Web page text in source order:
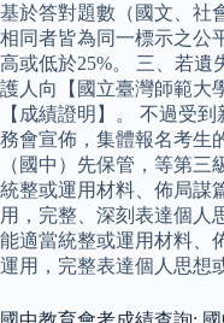
基於答對題數（國文、社
相同者皆為同一標示之公
高或低於25%。 三、若遺
護人向【國立臺灣師範大
【成績證明】。 不過受
務會宣佈，集體報名考生
（國中）先保管，等第
統整或運用材料、佈局謀
用，完整、深刻表達個人
能適當統整或運用材料、
運用，完整表達個人思想